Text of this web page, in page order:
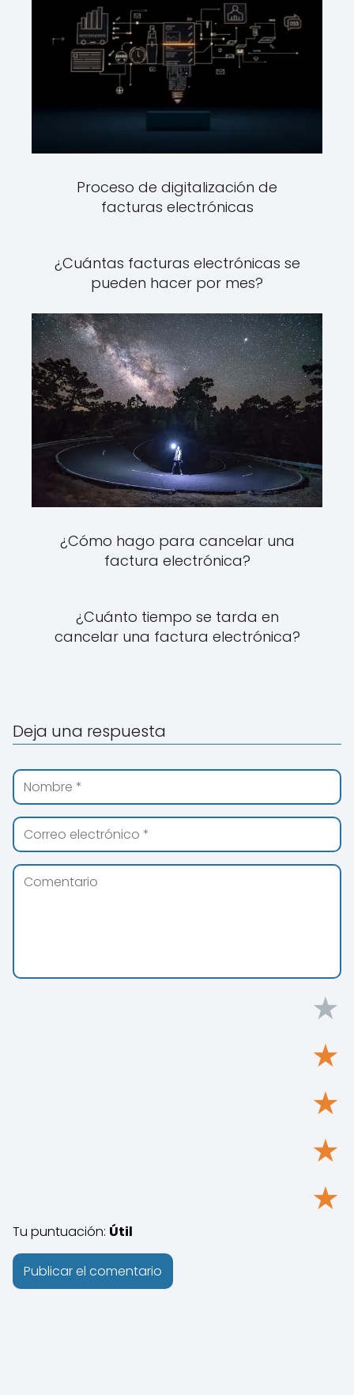
Proceso de digitalización de
facturas electrónicas
¿Cuántas facturas electrónicas se
pueden hacer por mes?
¿Cómo hago para cancelar una
factura electrónica?
¿Cuánto tiempo se tarda en
cancelar una factura electrónica?
Deja una respuesta
★
★
★
★
★
Tu puntuación: Útil